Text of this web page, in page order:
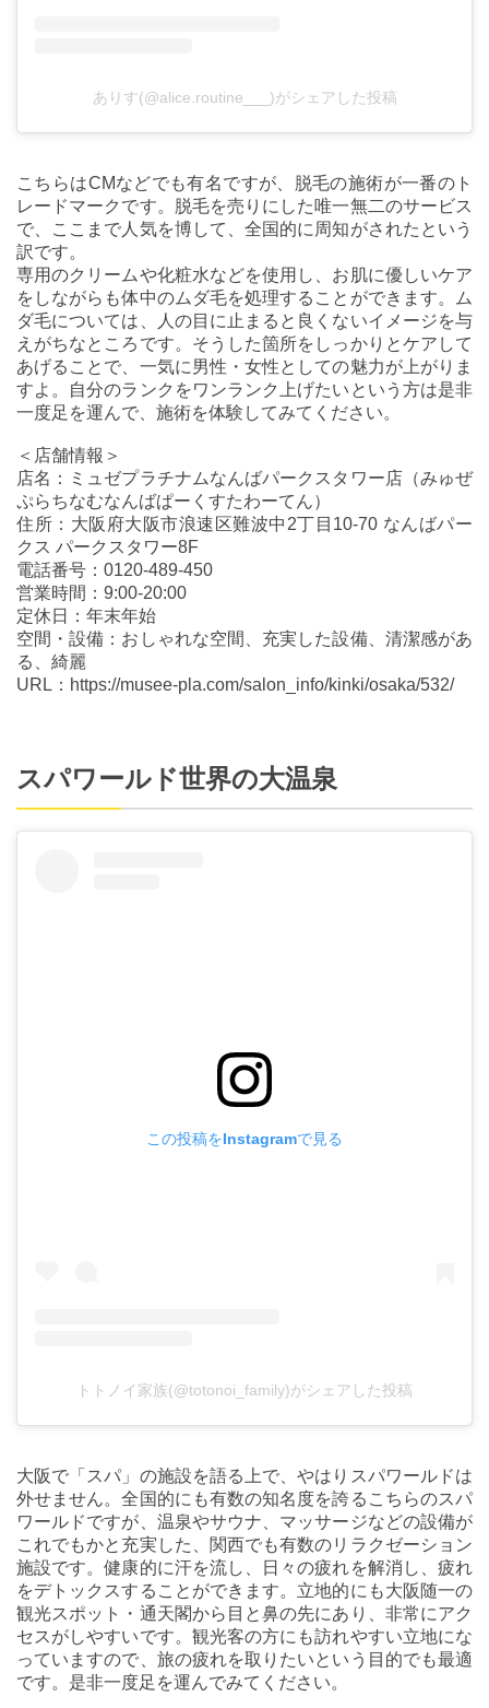
ありす(@alice.routine___)がシェアした投稿
こちらはCMなどでも有名ですが、脱毛の施術が一番のト
レードマークです。脱毛を売りにした唯一無二のサービス
で、ここまで人気を博して、全国的に周知がされたという
訳です。
専用のクリームや化粧水などを使用し、お肌に優しいケア
をしながらも体中のムダ毛を処理することができます。ム
ダ毛については、人の目に止まると良くないイメージを与
えがちなところです。そうした箇所をしっかりとケアして
あげることで、一気に男性・女性としての魅力が上がりま
すよ。自分のランクをワンランク上げたいという方は是非
一度足を運んで、施術を体験してみてください。
＜店舗情報＞
店名：ミュゼプラチナムなんばパークスタワー店（みゅぜ
ぷらちなむなんばぱーくすたわーてん）
住所：大阪府大阪市浪速区難波中2丁目10-70 なんばパー
クス パークスタワー8F
電話番号：0120-489-450
営業時間：9:00-20:00
定休日：年末年始
空間・設備：おしゃれな空間、充実した設備、清潔感があ
る、綺麗
URL：https://musee-pla.com/salon_info/kinki/osaka/532/
スパワールド世界の大温泉
この投稿をInstagramで見る
トトノイ家族(@totonoi_family)がシェアした投稿
大阪で「スパ」の施設を語る上で、やはりスパワールドは
外せません。全国的にも有数の知名度を誇るこちらのスパ
ワールドですが、温泉やサウナ、マッサージなどの設備が
これでもかと充実した、関西でも有数のリラクゼーション
施設です。健康的に汗を流し、日々の疲れを解消し、疲れ
をデトックスすることができます。立地的にも大阪随一の
観光スポット・通天閣から目と鼻の先にあり、非常にアク
セスがしやすいです。観光客の方にも訪れやすい立地にな
っていますので、旅の疲れを取りたいという目的でも最適
です。是非一度足を運んでみてください。